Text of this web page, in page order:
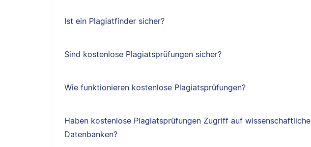
Ist ein Plagiatfinder sicher?
Sind kostenlose Plagiatsprüfungen sicher?
Wie funktionieren kostenlose Plagiatsprüfungen?
Haben kostenlose Plagiatsprüfungen Zugriff auf wissenschaftliche
Datenbanken?